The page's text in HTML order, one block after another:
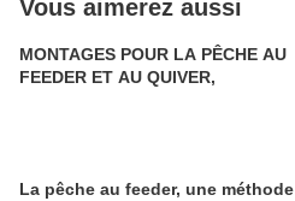
Vous aimerez aussi
MONTAGES POUR LA PÊCHE AU
FEEDER ET AU QUIVER,
La pêche au feeder, une méthode